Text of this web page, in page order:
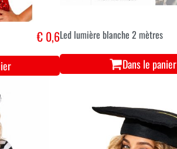
€ 0,6Led lumière blanche 2 mètres
Dans le panier